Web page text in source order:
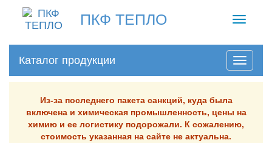
ПКФ ТЕПЛО
Toggle
Каталог продукции
Из-за последнего пакета санкций, куда была
включена и химическая промышленность, цены на
химию и ее логистику подорожали. К сожалению,
стоимость указанная на сайте не актуальна.